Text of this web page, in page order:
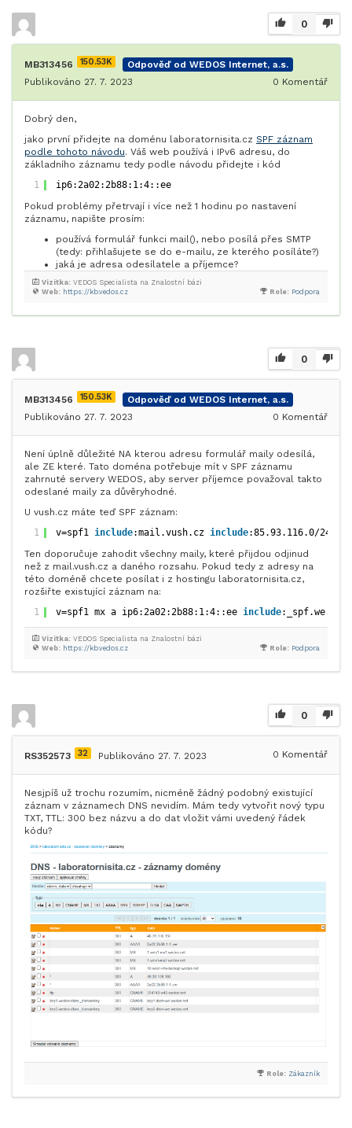
0
MB313456 150.53K
Odpověď od WEDOS Internet, a.s.
Publikováno 27. 7. 2023
0 Komentář
Dobrý den,
jako první přidejte na doménu laboratornisita.cz SPF záznam
podle tohoto návodu. Váš web používá i IPv6 adresu, do
základního záznamu tedy podle návodu přidejte i kód
1
ip6:2a02:2b88:1:4::ee
Pokud problémy přetrvají i více než 1 hodinu po nastavení
záznamu, napište prosím:
používá formulář funkci mail(), nebo posílá přes SMTP
(tedy: přihlašujete se do e-mailu, ze kterého posíláte?)
jaká je adresa odesílatele a příjemce?
Role: Podpora
Web: https://kb.vedos.cz
Vizitka: VEDOS Specialista na Znalostní bázi
0
MB313456 150.53K
Odpověď od WEDOS Internet, a.s.
Publikováno 27. 7. 2023
0 Komentář
Není úplně důležité NA kterou adresu formulář maily odesílá,
ale ZE které. Tato doména potřebuje mít v SPF záznamu
zahrnuté servery WEDOS, aby server příjemce považoval takto
odeslané maily za důvěryhodné.
U vush.cz máte teď SPF záznam:
1
v=spf1 include:mail.vush.cz include:85.93.116.0/24
Ten doporučuje zahodit všechny maily, které přijdou odjinud
než z mail.vush.cz a daného rozsahu. Pokud tedy z adresy na
této doméně chcete posílat i z hostingu laboratornisita.cz,
rozšiřte existující záznam na:
1
v=spf1 mx a ip6:2a02:2b88:1:4::ee include
Role: Podpora
Web: https://kb.vedos.cz
Vizitka: VEDOS Specialista na Znalostní bázi
0
RS352573 32 Publikováno 27. 7. 2023 0 Komentář
Nesjpíš už trochu rozumím, nicméně žádný podobný existující
záznam v záznamech DNS nevidím. Mám tedy vytvořit nový typu
TXT, TTL: 300 bez názvu a do dat vložit vámi uvedený řádek
kódu?
Role: Zákazník